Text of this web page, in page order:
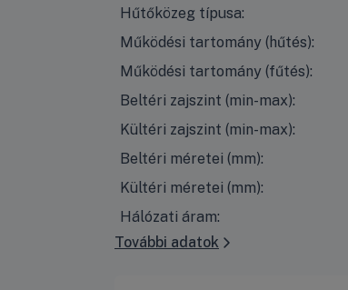
Hűtőközeg típusa:
Működési tartomány (hűtés):
Működési tartomány (fűtés):
Beltéri zajszint (min-max):
Kültéri zajszint (min-max):
Beltéri méretei (mm):
Kültéri méretei (mm):
Hálózati áram:
További adatok